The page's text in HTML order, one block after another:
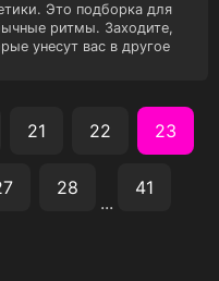
Это подборка для
ритмы. Заходите,
унесут вас в другое
21 22 23
28
...
41